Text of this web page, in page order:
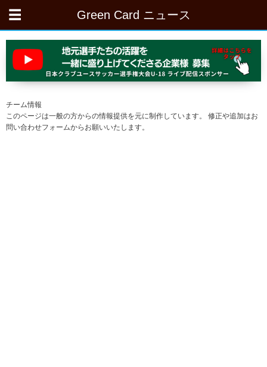
Green Card ニュース
チーム情報
このページは一般の方からの情報提供を元に制作しています。 修正や追加はお
問い合わせフォームからお願いいたします。